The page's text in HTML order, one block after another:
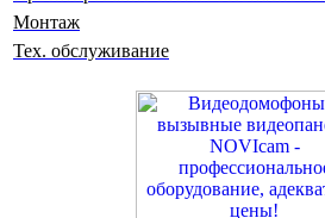
Монтаж
Тех. обслуживание